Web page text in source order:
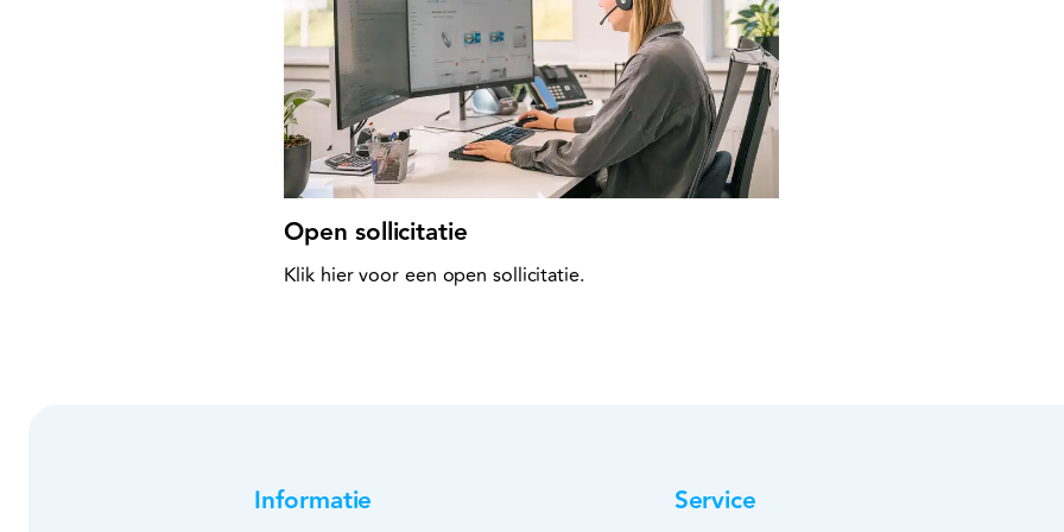
Open sollicitatie
Klik hier voor een open sollicitatie.
Informatie Service